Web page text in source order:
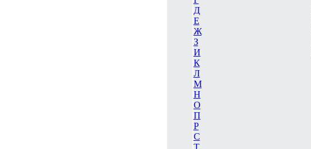
Д
Е
Ж
З
И
К
Л
М
Н
О
П
Р
С
Т